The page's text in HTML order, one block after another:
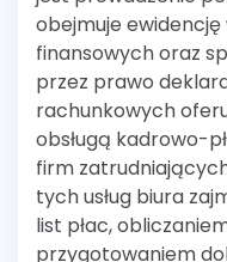
obejmuje
finansowych oraz
przez prawo
rachunkowych
obsługą kadrowo-
firm
tych usług biura
list płac,
przygotowaniem